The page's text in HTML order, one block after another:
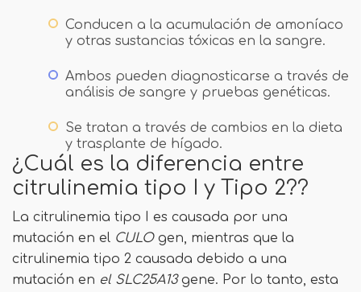
Conducen a la acumulación de amoníaco
y otras sustancias tóxicas en la sangre.
Ambos pueden diagnosticarse a través de
análisis de sangre y pruebas genéticas.
Se tratan a través de cambios en la dieta
y trasplante de hígado.
¿Cuál es la diferencia entre
citrulinemia tipo I y Tipo 2??
La citrulinemia tipo I es causada por una
mutación en el CULOgen, mientras que la
citrulinemia tipo 2 causada debido a una
mutación en el SLC25A13gene. Por lo tanto, esta